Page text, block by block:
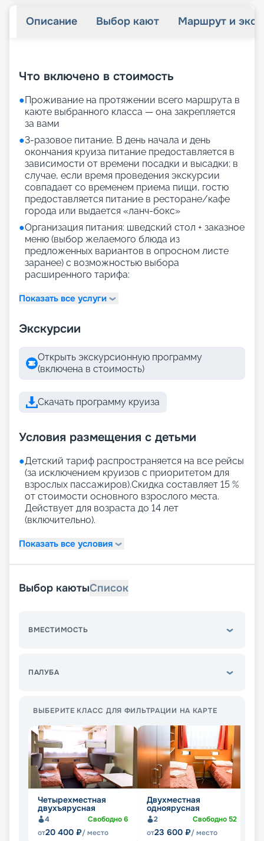
Описание Выбор кают Маршрут и
Что включено в стоимость
●Проживание на протяжении всего маршрута в
каюте выбранного класса — она закрепляется
за вами
●3-разовое питание. В день начала и день
окончания круиза питание предоставляется в
зависимости от времени посадки и высадки; в
случае, если время проведения экскурсии
совпадает со временем приема пищи, гостю
предоставляется питание в ресторане/кафе
города или выдается «ланч-бокс»
●Организация питания: шведский стол + заказное
меню (выбор желаемого блюда из
предложенных вариантов в опросном листе
заранее) с возможностью выбора
расширенного тарифа:
Показать все услуги
Экскурсии
Открыть экскурсионную программу
(включена в стоимость)
Скачать программу круиза
Условия размещения с детьми
●Детский тариф распространяется на все рейсы
(за исключением круизов с приоритетом для
взрослых пассажиров).Скидка составляет 15 %
от стоимости основного взрослого места.
Действует для возраста до 14 лет
(включительно).
Показать все условия
Выбор каютыСписок
ВМЕСТИМОСТЬ
ПАЛУБА
ВЫБЕРИТЕ КЛАСС ДЛЯ ФИЛЬТРАЦИИ НА КАРТЕ
Четырехместная
двухъярусная
4 Свободно6
от20 400 ₽/ место
Двухместная
одноярусная
2 Свободно52
от23 600 ₽/ место